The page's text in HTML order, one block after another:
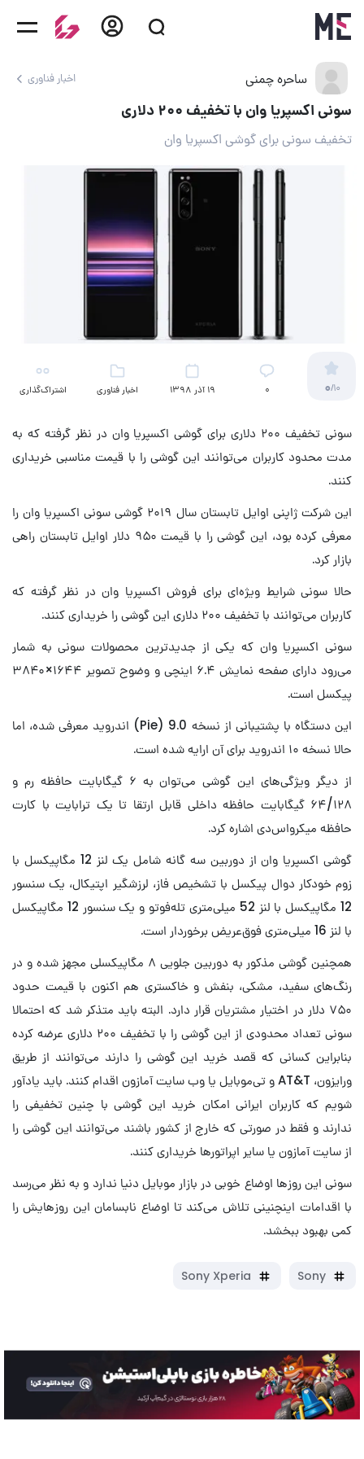
ساحره چمنی اخبار فناوری
سونی اکسپریا وان با تخفیف ۲۰۰ دلاری
تخفیف سونی برای گوشی اکسپریا وان
0/10 ۰ 19 آذر 1398 اخبار فناوری اشتراک‌گذاری
سونی تخفیف ۲۰۰ دلاری برای گوشی اکسپریا وان در نظر گرفته که به
مدت محدود کاربران می‌توانند این گوشی را با قیمت مناسبی خریداری
کنند.
این شرکت ژاپنی اوایل تابستان سال ۲۰۱۹ گوشی سونی اکسپریا وان را
معرفی کرده بود، این گوشی را با قیمت ۹۵۰ دلار اوایل تابستان راهی
بازار کرد.
حالا سونی شرایط ویژه‌ای برای فروش اکسپریا وان در نظر گرفته که
کاربران می‌توانند با تخفیف ۲۰۰ دلاری این گوشی را خریداری کنند.
سونی اکسپریا وان که یکی از جدیدترین محصولات سونی به شمار
می‌رود دارای صفحه نمایش ۶.۴ اینچی و وضوح تصویر ۱۶۴۴×۳۸۴۰
پیکسل است.
این دستگاه با پشتیبانی از نسخه 9.0 (Pie) اندروید معرفی شده، اما
حالا نسخه ۱۰ اندروید برای آن ارایه شده است.
از دیگر ویژگی‌های این گوشی می‌توان به ۶ گیگابایت حافظه رم و
۶۴/۱۲۸ گیگابایت حافظه داخلی قابل ارتقا تا یک ترابایت با کارت
حافظه میکرو‌اس‌دی اشاره کرد.
گوشی اکسپریا وان از دوربین سه گانه شامل یک لنز 12 مگاپیکسل با
زوم خودکار دوال پیکسل با تشخیص فاز، لرزشگیر اپتیکال، یک سنسور
12 مگاپیکسل با لنز 52 میلی‌متری تله‌فوتو و یک سنسور 12 مگاپیکسل
با لنز 16 میلی‌متری فوق‌عریض برخوردار است.
همچنین گوشی مذکور به دوربین جلویی ۸ مگاپیکسلی مجهز شده و در
رنگ‌های سفید، مشکی، بنفش و خاکستری هم اکنون با قیمت حدود
۷۵۰ دلار در اختیار مشتریان قرار دارد. البته باید متذکر شد که احتمالا
سونی تعداد محدودی از این گوشی را با تخفیف ۲۰۰ دلاری عرضه کرده
بنابراین کسانی که قصد خرید این گوشی را دارند می‌توانند از طریق
ورایزون، AT&T و تی‌موبایل یا وب‌ سایت آمازون اقدام کنند. باید یادآور
شویم که کاربران ایرانی امکان خرید این گوشی با چنین تخفیفی را
ندارند و فقط در صورتی که خارج از کشور باشند می‌توانند این گوشی را
از سایت آمازون یا سایر اپراتورها خریداری کنند.
سونی این روزها اوضاع خوبی در بازار موبایل دنیا ندارد و به نظر می‌رسد
با اقدامات اینچنینی تلاش می‌کند تا اوضاع نابسامان این روزهایش را
کمی بهبود ببخشد.
Sony
Sony Xperia